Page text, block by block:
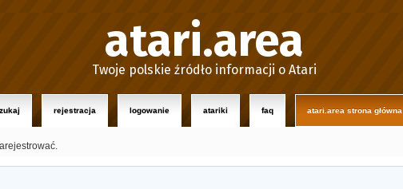
atari.area
Twoje polskie źródło informacji o Atari
rejestracja logowanie atariki faq atari.area strona główna